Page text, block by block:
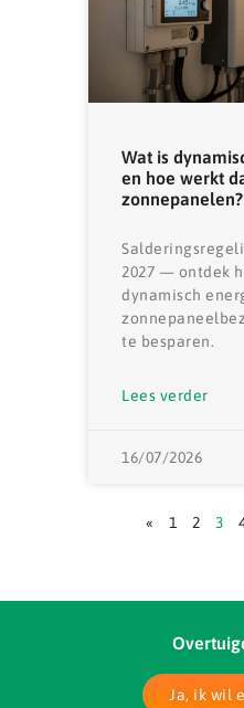
Wat is
en hoe werkt
zonnepanelen?
2027 — ontdek
dynamisch
te besparen.
Lees verder
16/07/2026
« 1 2 3
Ja, ik wil